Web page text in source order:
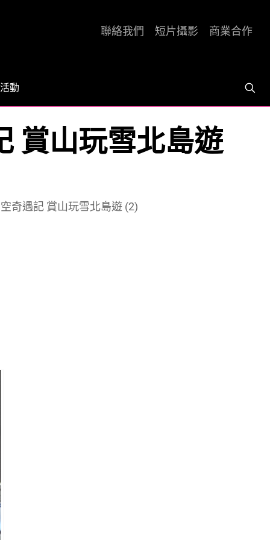
活動
聯絡我們 短片攝影 商業合作
賞山玩雪北島遊
奇遇記 賞山玩雪北島遊 (2)